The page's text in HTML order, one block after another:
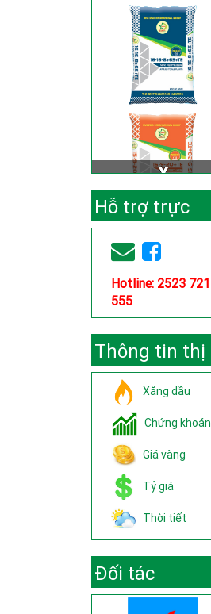
phẩm
Hỗ trợ trực
tuyến
Hotline: 2523 721
555
Thông tin thị
trườngXăng dầu
Chứng khoán
Giá vàng
Tỷ giá
Thời tiết
Đối tác